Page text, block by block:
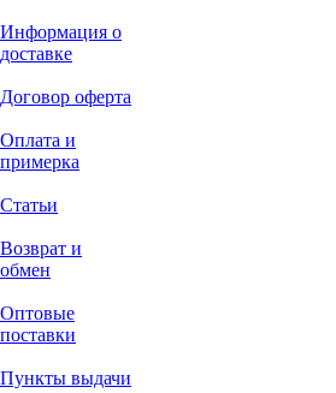
Информация о
доставке
Договор оферта
Оплата и
примерка
Статьи
Возврат и
обмен
Оптовые
поставки
Пункты выдачи